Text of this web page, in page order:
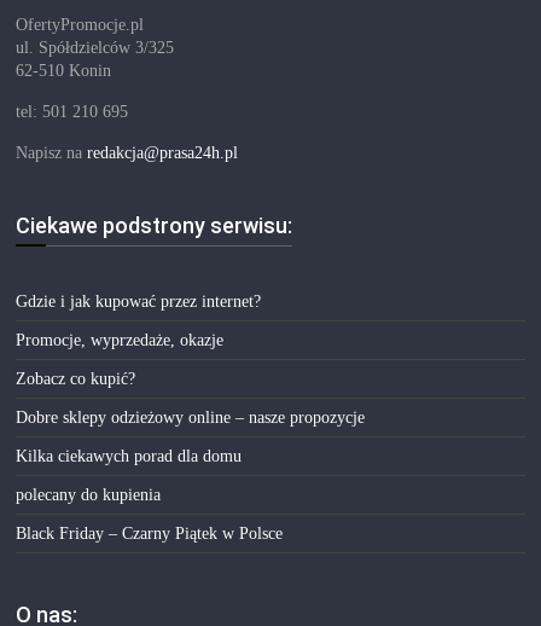
OfertyPromocje.pl
ul. Spółdzielców 3/325
62-510 Konin
tel: 501 210 695
Napisz naredakcja@prasa24h.pl
Ciekawe podstrony serwisu:
Gdzie i jak kupować przez internet?
Promocje, wyprzedaże, okazje
Zobacz co kupić?
Dobre sklepy odzieżowy online – nasze propozycje
Kilka ciekawych porad dla domu
polecany do kupienia
Black Friday – Czarny Piątek w Polsce
O nas: